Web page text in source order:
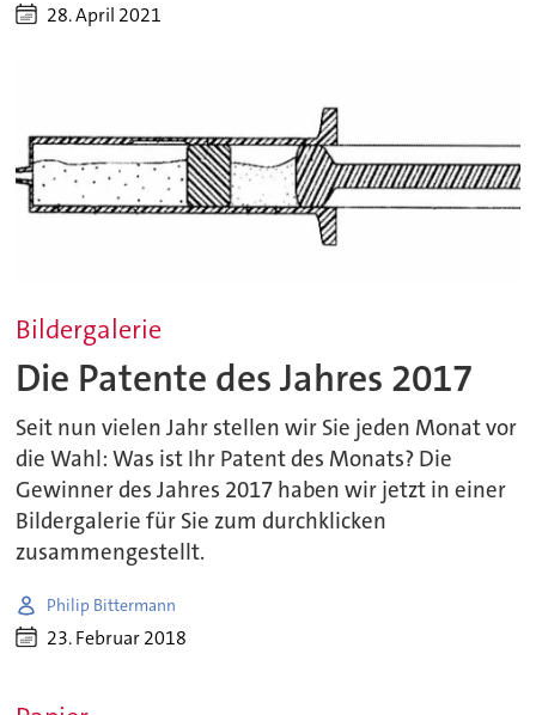
28. April 2021
Bildergalerie
Die Patente des Jahres 2017
Seit nun vielen Jahr stellen wir Sie jeden Monat vor
die Wahl: Was ist Ihr Patent des Monats? Die
Gewinner des Jahres 2017 haben wir jetzt in einer
Bildergalerie für Sie zum durchklicken
zusammengestellt.
Philip Bittermann
23. Februar 2018